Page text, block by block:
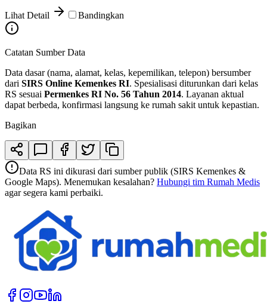
Lihat Detail Bandingkan
Catatan Sumber Data
Data dasar (nama, alamat, kelas, kepemilikan, telepon) bersumber
dari SIRS Online Kemenkes RI. Spesialisasi diturunkan dari kelas
RS sesuai Permenkes RI No. 56 Tahun 2014. Layanan aktual
dapat berbeda, konfirmasi langsung ke rumah sakit untuk kepastian.
Bagikan
Data RS ini dikurasi dari sumber publik (SIRS Kemenkes &
Google Maps). Menemukan kesalahan? Hubungi tim Rumah Medis
agar segera kami perbaiki.